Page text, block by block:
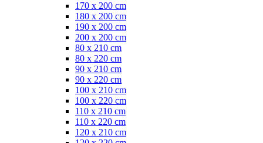
170 x 200 cm
180 x 200 cm
190 x 200 cm
200 x 200 cm
80 x 210 cm
80 x 220 cm
90 x 210 cm
90 x 220 cm
100 x 210 cm
100 x 220 cm
110 x 210 cm
110 x 220 cm
120 x 210 cm